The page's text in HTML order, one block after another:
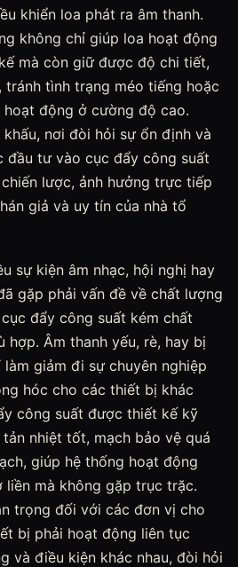
khiển loa phát ra âm thanh.
không chỉ giúp loa hoạt động
mà còn giữ được độ chi tiết,
tránh tình trạng méo tiếng hoặc
động ở cường độ cao.
nơi đòi hỏi sự ổn định và
đầu tư vào cục đẩy công suất
lược, ảnh hưởng trực tiếp
giả và uy tín của nhà tổ
sự kiện âm nhạc, hội nghị hay
gặp phải vấn đề về chất lượng
đẩy công suất kém chất
hợp. Âm thanh yếu, rè, hay bị
giảm đi sự chuyên nghiệp
hóc cho các thiết bị khác
công suất được thiết kế kỹ
nhiệt tốt, mạch bảo vệ quá
giúp hệ thống hoạt động
liền mà không gặp trục trặc.
trọng đối với các đơn vị cho
bị phải hoạt động liên tục
và điều kiện khác nhau, đòi hỏi